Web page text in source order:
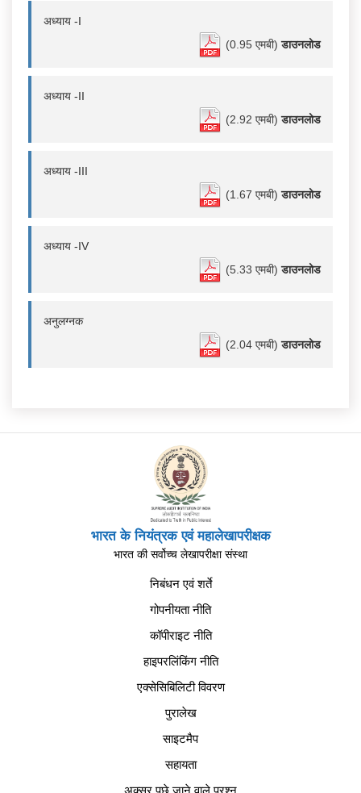
अध्याय -I
(0.95 एमबी)डाउनलोड
अध्याय -II
(2.92 एमबी)डाउनलोड
अध्याय -III
(1.67 एमबी)डाउनलोड
अध्याय -IV
(5.33 एमबी)डाउनलोड
अनुलग्नक
(2.04 एमबी)डाउनलोड
भारत के नियंत्रक एवं महालेखापरीक्षक
भारत की सर्वोच्च लेखापरीक्षा संस्था
निबंधन एवं शर्ते
गोपनीयता नीति
कॉपीराइट नीति
हाइपरलिंकिंग नीति
एक्सेसिबिलिटी विवरण
पुरालेख
साइटमैप
सहायता
अक्सर पूछे जाने वाले प्रश्न